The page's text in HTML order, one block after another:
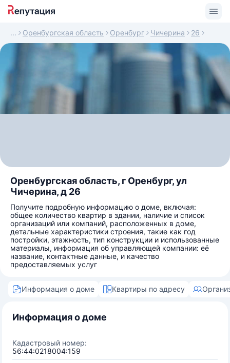
Оренбургская область Оренбург Чичерина 26
Оренбургская область, г Оренбург, ул
Чичерина, д 26
Получите подробную информацию о доме, включая:
общее количество квартир в здании, наличие и список
организаций или компаний, расположенных в доме,
детальные характеристики строения, такие как год
постройки, этажность, тип конструкции и использованные
материалы, информация об управляющей компании: её
название, контактные данные, и качество
предоставляемых услуг
Информация о доме Квартиры по адресу
Информация о доме
Кадастровый номер:
56:44:0218004:159